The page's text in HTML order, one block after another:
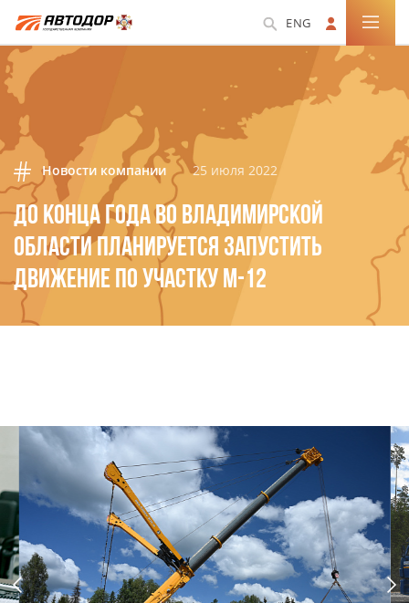
ENG
Новости компании 25 июля 2022
ДО КОНЦА ГОДА ВО ВЛАДИМИРСКОЙ
ОБЛАСТИ ПЛАНИРУЕТСЯ ЗАПУСТИТЬ
ДВИЖЕНИЕ ПО УЧАСТКУ М-12